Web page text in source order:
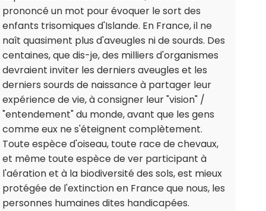
prononcé un mot pour évoquer le sort des
enfants trisomiques d'Islande. En France, il ne
naît quasiment plus d'aveugles ni de sourds. Des
centaines, que dis-je, des milliers d'organismes
devraient inviter les derniers aveugles et les
derniers sourds de naissance à partager leur
expérience de vie, à consigner leur "vision" /
"entendement" du monde, avant que les gens
comme eux ne s'éteignent complètement.
Toute espèce d'oiseau, toute race de chevaux,
et même toute espèce de ver participant à
l'aération et à la biodiversité des sols, est mieux
protégée de l'extinction en France que nous, les
personnes humaines dites handicapées.